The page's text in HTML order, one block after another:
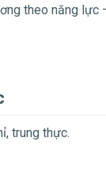
theo năng lực
trung thực.